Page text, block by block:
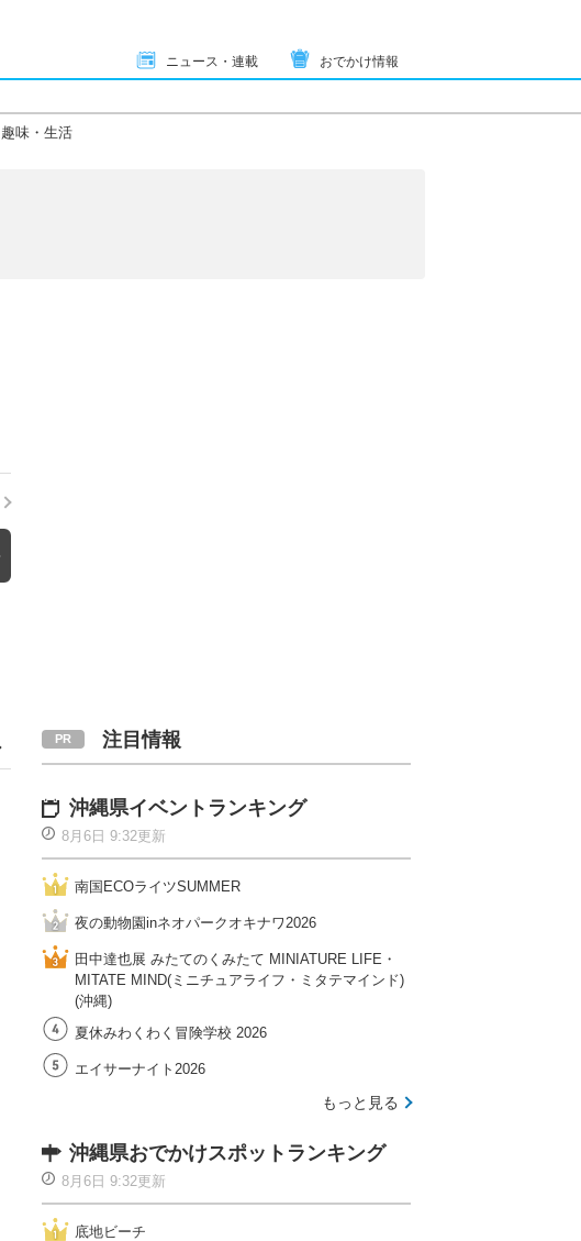
ニュース・連載 おでかけ情報
趣味・生活
注目情報
沖縄県イベントランキング
8月6日 9:32更新
南国ECOライツSUMMER
夜の動物園inネオパークオキナワ2026
田中達也展 みたてのくみたて MINIATURE LIFE・
MITATE MIND(ミニチュアライフ・ミタテマインド)
(沖縄)
夏休みわくわく冒険学校 2026
エイサーナイト2026
もっと見る
沖縄県おでかけスポットランキング
8月6日 9:32更新
底地ビーチ